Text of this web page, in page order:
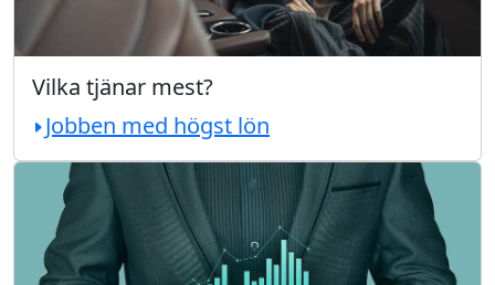
Vilka tjänar mest?
Jobben med högst lön